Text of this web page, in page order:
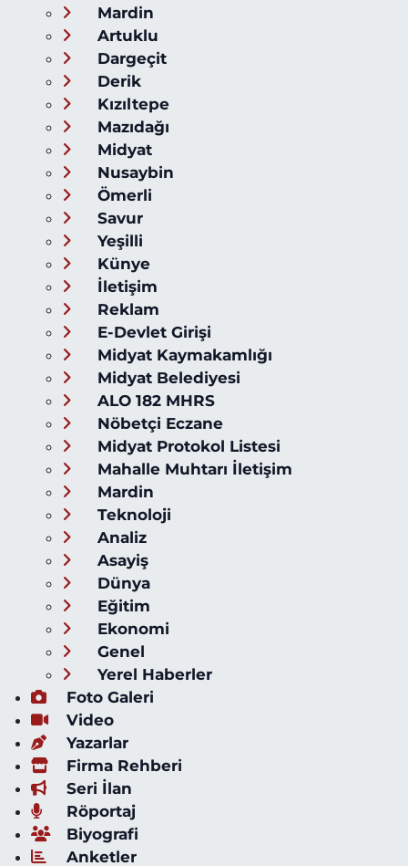
Mardin
Artuklu
Dargeçit
Derik
Kızıltepe
Mazıdağı
Midyat
Nusaybin
Ömerli
Savur
Yeşilli
Künye
İletişim
Reklam
E-Devlet Girişi
Midyat Kaymakamlığı
Midyat Belediyesi
ALO 182 MHRS
Nöbetçi Eczane
Midyat Protokol Listesi
Mahalle Muhtarı İletişim
Mardin
Teknoloji
Analiz
Asayiş
Dünya
Eğitim
Ekonomi
Genel
Yerel Haberler
Foto Galeri
Video
Yazarlar
Firma Rehberi
Seri İlan
Röportaj
Biyografi
Anketler